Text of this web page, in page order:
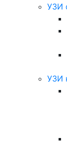
УЗИ
УЗИ